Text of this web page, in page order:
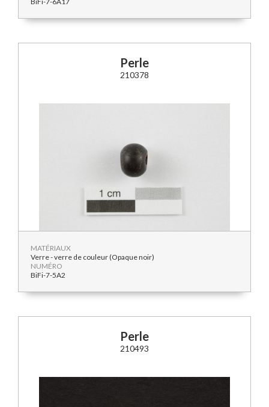
Perle
210378
MATÉRIAUX
Verre - verre de couleur (Opaque noir)
NUMÉRO
BiFi-7-5A2
Perle
210493